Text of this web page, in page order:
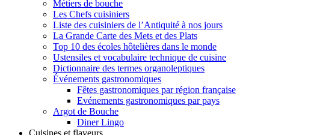
Métiers de bouche
Les Chefs cuisiniers
Liste des cuisiniers de l’Antiquité à nos jours
La Grande Carte des Mets et des Plats
Top 10 des écoles hôtelières dans le monde
Ustensiles et vocabulaire technique de cuisine
Dictionnaire des termes organoleptiques
Événements gastronomiques
Fêtes gastronomiques par région française
Evénements gastronomiques par pays
Argot de Bouche
Diner Lingo